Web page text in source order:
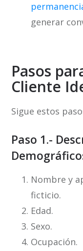
generar
Pasos
Cliente
Sigue estos
Paso 1.-
Nombre y
ficticio.
Edad.
Sexo.
Ocupación.